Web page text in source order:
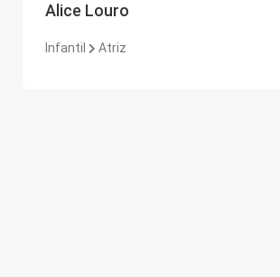
Alice Louro
Infantil Atriz